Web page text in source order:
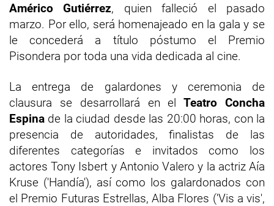
Américo Gutiérrez, quien falleció el pasado
marzo. Por ello, será homenajeado en la gala y se
le concederá a título póstumo el Premio
Pisondera por toda una vida dedicada al cine.
La entrega de galardones y ceremonia de
clausura se desarrollará en el Teatro Concha
Espina de la ciudad desde las 20:00 horas, con la
presencia de autoridades, finalistas de las
diferentes categorías e invitados como los
actores Tony Isbert y Antonio Valero y la actriz Aía
Kruse ('Handía'), así como los galardonados con
el Premio Futuras Estrellas, Alba Flores ('Vis a vis',